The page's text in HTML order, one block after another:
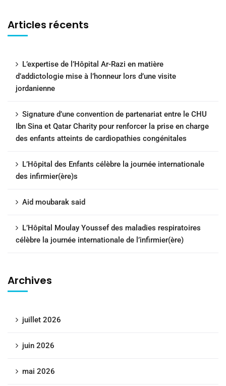
Articles récents
L’expertise de l’Hôpital Ar-Razi en matière
d’addictologie mise à l’honneur lors d’une visite
jordanienne
Signature d’une convention de partenariat entre le CHU
Ibn Sina et Qatar Charity pour renforcer la prise en charge
des enfants atteints de cardiopathies congénitales
L’Hôpital des Enfants célèbre la journée internationale
des infirmier(ère)s
Aid moubarak said
L’Hôpital Moulay Youssef des maladies respiratoires
célèbre la journée internationale de l’infirmier(ère)
Archives
juillet 2026
juin 2026
mai 2026